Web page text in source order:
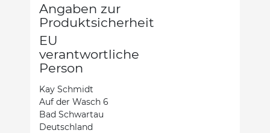
Angaben zur
Produktsicherheit
EU
verantwortliche
Person
Kay Schmidt
Auf der Wasch 6
Bad Schwartau
Deutschland